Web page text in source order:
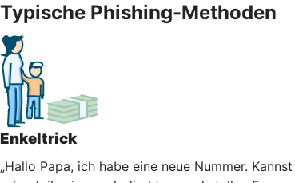
Typische Phishing-Methoden
Enkeltrick
„Hallo Papa, ich habe eine neue Nummer.